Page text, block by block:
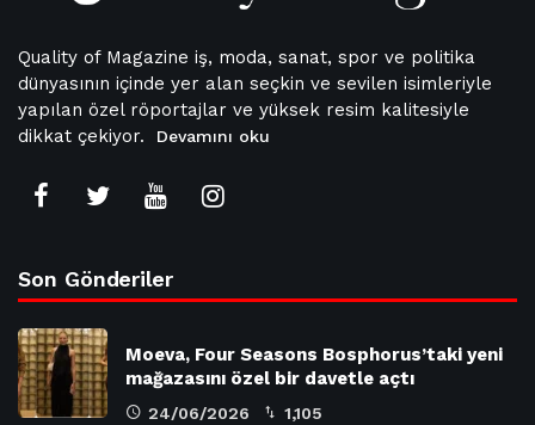
Quality of Magazine iş, moda, sanat, spor ve politika
dünyasının içinde yer alan seçkin ve sevilen isimleriyle
yapılan özel röportajlar ve yüksek resim kalitesiyle
dikkat çekiyor.
Devamını oku
Son Gönderiler
Moeva, Four Seasons Bosphorus’taki yeni
mağazasını özel bir davetle açtı
24/06/2026 1,105